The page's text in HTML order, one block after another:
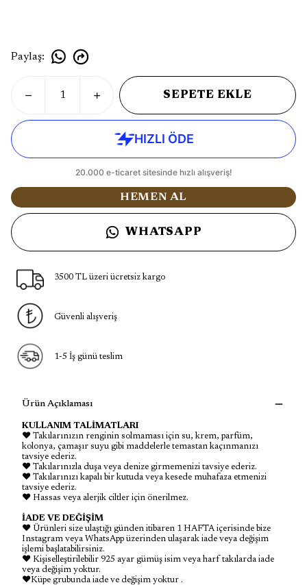
Paylaş:
SEPETE EKLE
HEMEN AL
WHATSAPP
3500 TL üzeri ücretsiz kargo
Güvenli alışveriş
1-5 İş günü teslim
Ürün Açıklaması
KULLANIM TALİMATLARI
♥ Takılarınızın renginin solmaması için su, krem, parfüm,
kolonya, çamaşır suyu gibi maddelerle temastan kaçınmanızı
tavsiye ederiz.
♥ Takılarınızla duşa veya denize girmemenizi tavsiye ederiz.
♥ Takılarınızı kapalı bir kutuda veya kesede muhafaza etmenizi
tavsiye ederiz.
♥ Hassas veya alerjik ciltler için önerilmez.
İADE VE DEĞİŞİM
♥ Ürünleri size ulaştığı günden itibaren 1 HAFTA içerisinde bize
Instagram veya WhatsApp üzerinden ulaşarak iade veya değişim
işlemi başlatabilirsiniz.
♥ Kişiselleştirilebilir 925 ayar gümüş isim veya harf takılarda iade
veya değişim yoktur.
♥Küpe grubunda iade ve değişim yoktur .